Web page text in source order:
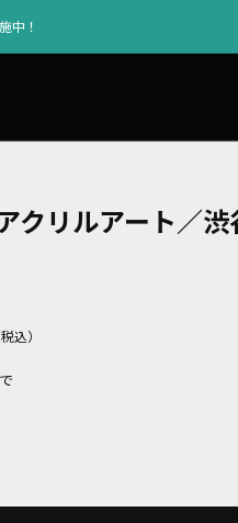
中！
クリルアート／